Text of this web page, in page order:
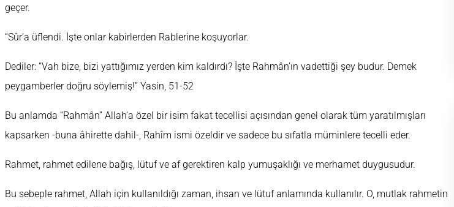
geçer.
“Sûr’a üflendi. İşte onlar kabirlerden Rablerine koşuyorlar.
Dediler: “Vah bize, bizi yattığımız yerden kim kaldırdı? İşte Rahmân’ın vadettiği şey budur. Demek
peygamberler doğru söylemiş!” Yasin, 51-52
Bu anlamda “Rahmân” Allah’a özel bir isim fakat tecellisi açısından genel olarak tüm yaratılmışları
kapsarken -buna âhirette dahil-, Rahîm ismi özeldir ve sadece bu sıfatla müminlere tecelli eder.
Rahmet, rahmet edilene bağış, lütuf ve af gerektiren kalp yumuşaklığı ve merhamet duygusudur.
Bu sebeple rahmet, Allah için kullanıldığı zaman, ihsan ve lütuf anlamında kullanılır. O, mutlak rahmetin